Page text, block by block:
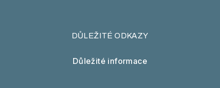
DŮLEŽITÉ ODKAZY
Důležité informace